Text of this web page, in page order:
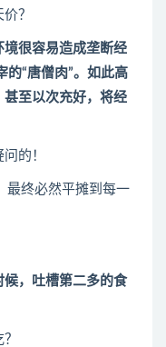
？
境很容易造成垄断经
“唐僧肉”。 如此高
至以次充好，将经
的！
最终必然平摊到每一
候，吐槽第二多的食